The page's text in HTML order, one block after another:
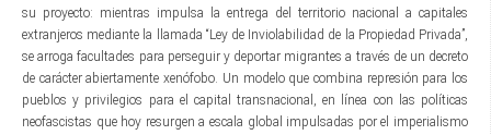
su proyecto: mientras impulsa la entrega del territorio nacional a capitales
extranjeros mediante la llamada “Ley de Inviolabilidad de la Propiedad Privada”,
se arroga facultades para perseguir y deportar migrantes a través de un decreto
de carácter abiertamente xenófobo. Un modelo que combina represión para los
pueblos y privilegios para el capital transnacional, en línea con las políticas
neofascistas que hoy resurgen a escala global impulsadas por el imperialismo